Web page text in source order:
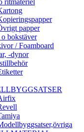
papper
bokstäver
/ Foamboard
-dynor